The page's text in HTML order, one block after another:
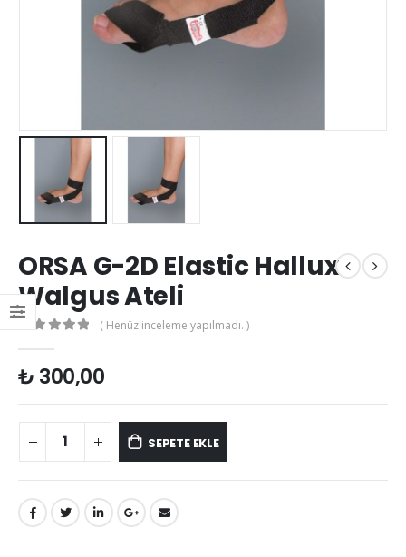
ORSA G-2D Elastic Hallux
Walgus Ateli
( Henüz inceleme yapılmadı. )
₺ 300,00
SEPETE EKLE